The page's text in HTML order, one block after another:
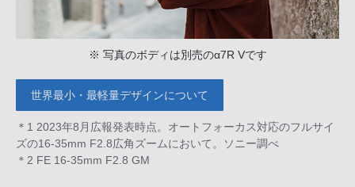
※ 写真のボディは別売のα7R Vです
世界最小・最軽量デザインについて
＊1 2023年8月広報発表時点。オートフォーカス対応のフルサイ
ズの16-35mm F2.8広角ズームにおいて。ソニー調べ
＊2 FE 16-35mm F2.8 GM